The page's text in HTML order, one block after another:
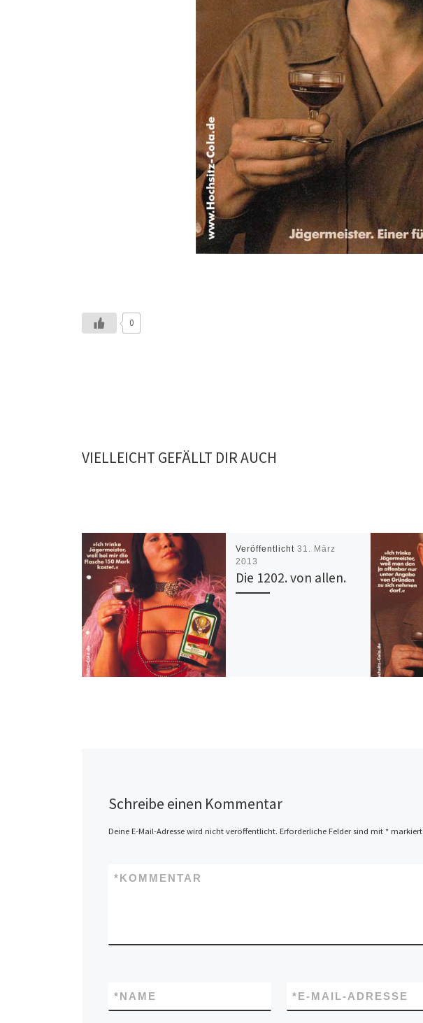
0
VIELLEICHT GEFÄLLT DIR AUCH
Veröffentlicht31. März
2013
Die 1202. von allen.
Schreibe einen Kommentar
Deine E-Mail-Adresse wird nicht veröffentlicht. Erforderliche Felder sind mit *markiert
KOMMENTAR
*
NAME
* E-MAIL-ADRESSE
*